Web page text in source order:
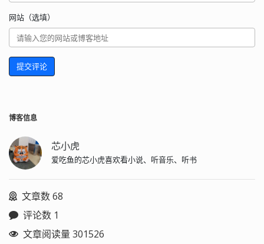
网站（选填）
提交评论
博客信息
芯小虎
爱吃鱼的芯小虎喜欢看小说、听音乐、听书
文章数 68
评论数 1
文章阅读量 301526